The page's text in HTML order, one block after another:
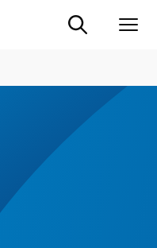
Suche ein-/